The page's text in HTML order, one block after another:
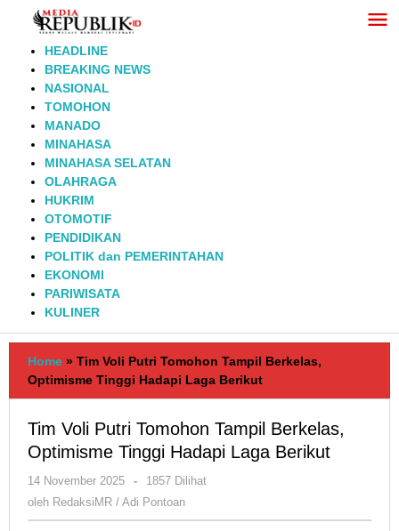
Lewati
HEADLINE
BREAKING NEWS
NASIONAL
TOMOHON
MANADO
MINAHASA
MINAHASA SELATAN
OLAHRAGA
HUKRIM
OTOMOTIF
PENDIDIKAN
POLITIK dan PEMERINTAHAN
EKONOMI
PARIWISATA
KULINER
Home » Tim Voli Putri Tomohon Tampil Berkelas,
Optimisme Tinggi Hadapi Laga Berikut
Tim Voli Putri Tomohon Tampil Berkelas,
Optimisme Tinggi Hadapi Laga Berikut
14 November 2025
oleh
RedaksiMR
-
1857 Dilihat
oleh RedaksiMR / Adi Pontoan